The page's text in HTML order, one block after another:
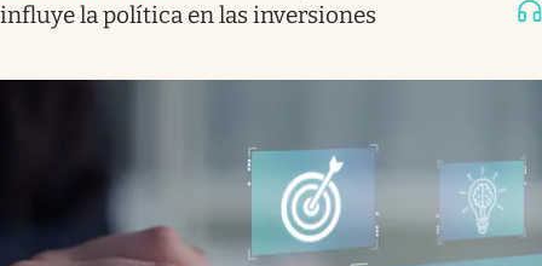
influye la política en las inversiones